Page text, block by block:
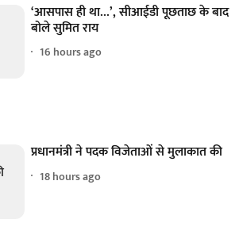
‘आसपास ही था...’, सीआईडी पूछताछ के बाद
बोले सुमित राय
16 hours ago
प्रधानमंत्री ने पदक विजेताओं से मुलाकात की
18 hours ago